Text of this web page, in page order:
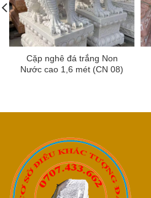
Cặp nghê đá trắng Non
Nước cao 1,6 mét (CN 08)